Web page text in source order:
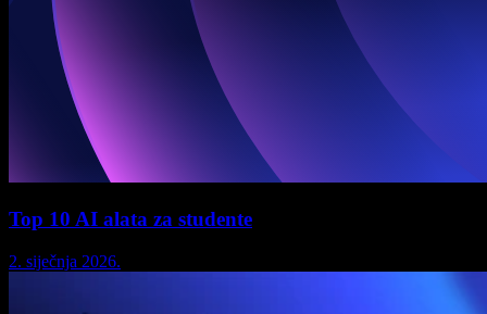
Top 10 AI alata za studente
2. siječnja 2026.